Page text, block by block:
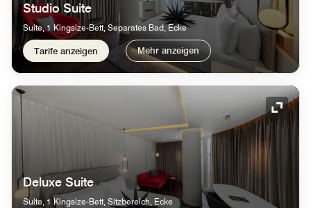
Studio Suite
Suite, 1 Kingsize-Bett, Separates Bad, Ecke
Tarife anzeigen Mehr anzeigen
Deluxe Suite
Suite, 1 Kingsize-Bett, Sitzbereich, Ecke